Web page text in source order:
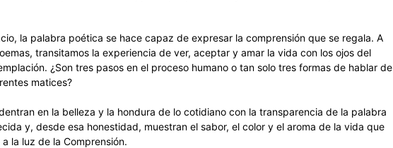
la palabra poética se hace capaz de expresar la comprensión que se regala. A
transitamos la experiencia de ver, aceptar y amar la vida con los ojos del
¿Son tres pasos en el proceso humano o tan solo tres formas de hablar de
matices?
en la belleza y la hondura de lo cotidiano con la transparencia de la palabra
y, desde esa honestidad, muestran el sabor, el color y el aroma de la vida que
la luz de la Comprensión.